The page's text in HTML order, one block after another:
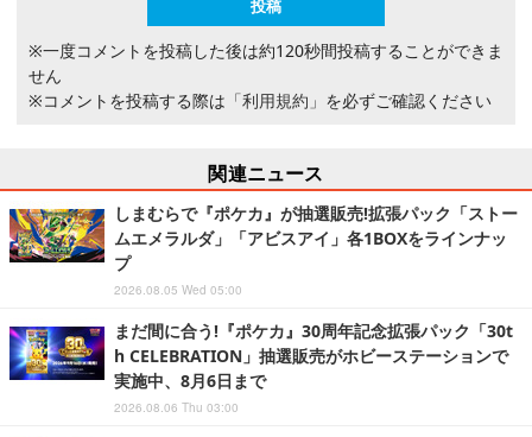
※一度コメントを投稿した後は約120秒間投稿することができま
せん
※コメントを投稿する際は 「利用規約」 を必ずご確認ください
関連ニュース
しまむらで『ポケカ』が抽選販売!拡張パック「ストー
ムエメラルダ」「アビスアイ」各1BOXをラインナッ
プ
2026.08.05 Wed 05:00
まだ間に合う!『ポケカ』30周年記念拡張パック「30t
h CELEBRATION」抽選販売がホビーステーションで
実施中、8月6日まで
2026.08.06 Thu 03:00